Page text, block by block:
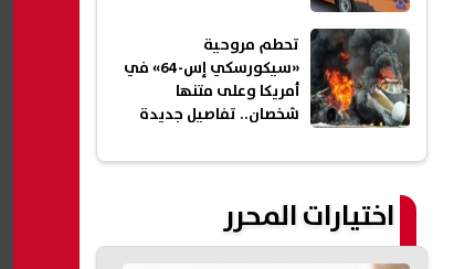
تحطم مروحية
«سيكورسكي إس-64» في
أمريكا وعلى متنها
شخصان.. تفاصيل جديدة
اختيارات المحرر